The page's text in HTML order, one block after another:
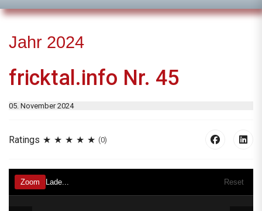
Jahr 2024
fricktal.info Nr. 45
05. November 2024
Ratings (0)